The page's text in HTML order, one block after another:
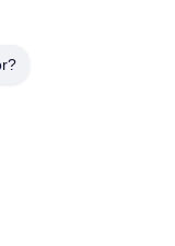
biseauté
pièces